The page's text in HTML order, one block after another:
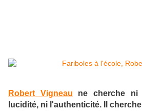
Robert Vigneau ne cherche ni
lucidité, ni l'authenticité. Il